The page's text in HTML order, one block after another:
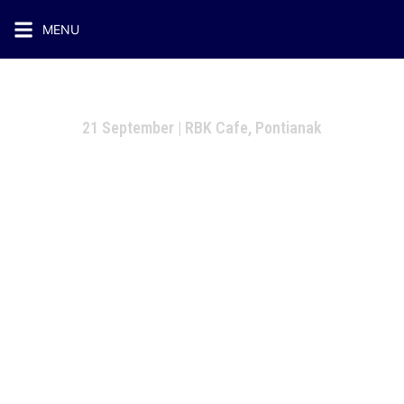
MENU
21 September | RBK Cafe, Pontianak